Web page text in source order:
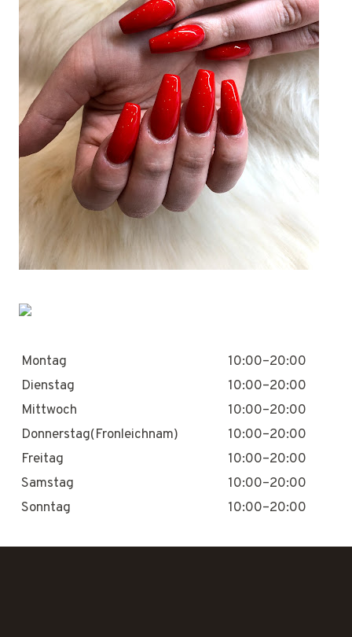
Montag
10:00–20:00
Dienstag
10:00–20:00
Mittwoch
10:00–20:00
Donnerstag(Fronleichnam)
10:00–20:00
Freitag
10:00–20:00
Samstag
10:00–20:00
Sonntag
10:00–20:00